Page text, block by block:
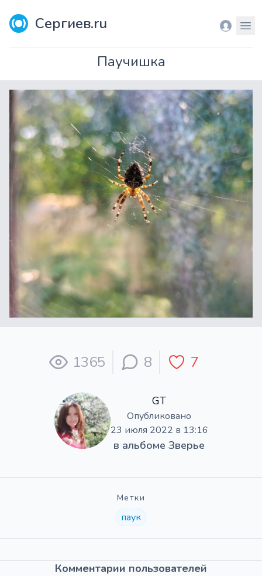
Сергиев.ru Вход
Паучишка
1365 8 7
GT
Опубликовано
23 июля 2022 в 13:16
в альбоме Зверье
Метки
паук
Комментарии пользователей